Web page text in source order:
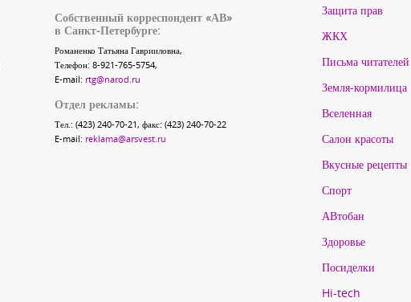
Собственный корреспондент «АВ»
в Санкт-Петербурге:
Романенко Татьяна Гаврииловна,
Телефон: 8-921-765-5754,
E-mail: rtg@narod.ru
Отдел рекламы:
Тел.: (423) 240-70-21, факс: (423) 240-70-22
E-mail: reklama@arsvest.ru
Защита прав
ЖКХ
Письма читателей
Земля-кормилица
Вселенная
Салон красоты
Вкусные рецепты
Спорт
АВтобан
Здоровье
Посиделки
Hi-tech